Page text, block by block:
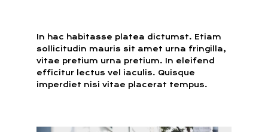
In hac habitasse platea dictumst. Etiam
sollicitudin mauris sit amet urna fringilla,
vitae pretium urna pretium. In eleifend
efficitur lectus vel iaculis. Quisque
imperdiet nisi vitae placerat tempus.